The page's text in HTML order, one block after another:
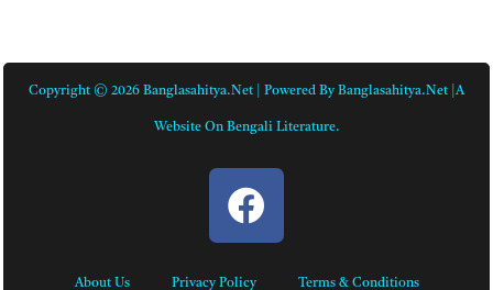
Copyright © 2026 Banglasahitya.net | Powered By Banglasahitya.net |A
Website On Bengali Literature.
About Us Privacy Policy Terms & Conditions